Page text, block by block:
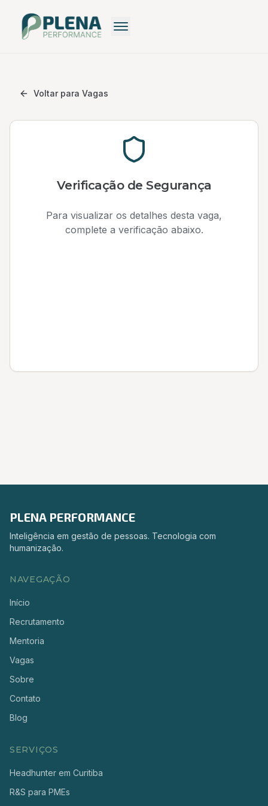
Recrutamento: Saiba mais
Voltar para Vagas
Verificação de Segurança
Para visualizar os detalhes desta vaga,
complete a verificação abaixo.
PLENA PERFORMANCE
Inteligência em gestão de pessoas. Tecnologia com
humanização.
NAVEGAÇÃO
Início
Recrutamento
Mentoria
Vagas
Sobre
Contato
Blog
SERVIÇOS
Headhunter em Curitiba
R&S para PMEs